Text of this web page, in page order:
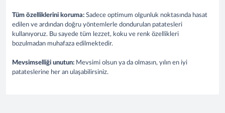
Tüm özelliklerini koruma: Sadece optimum olgunluk noktasında hasat
edilen ve ardından doğru yöntemlerle dondurulan patatesleri
kullanıyoruz. Bu sayede tüm lezzet, koku ve renk özellikleri
bozulmadan muhafaza edilmektedir.
Mevsimselliği unutun: Mevsimi olsun ya da olmasın, yılın en iyi
patateslerine her an ulaşabilirsiniz.